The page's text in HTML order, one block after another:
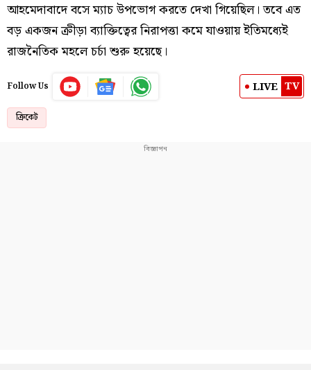
আহমেদাবাদে বসে ম্যাচ উপভোগ করতে দেখা গিয়েছিল। তবে এত
বড় একজন ক্রীড়া ব্যাক্তিত্বের নিরাপত্তা কমে যাওয়ায় ইতিমধ্যেই
রাজনৈতিক মহলে চর্চা শুরু হয়েছে।
Follow Us LIVE TV
ক্রিকেট